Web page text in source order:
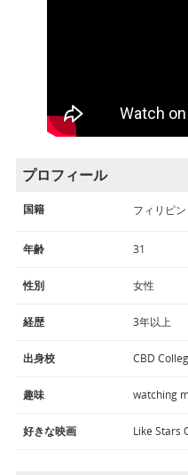
プロフィール
国籍 フィリピン
年齢 31
性別 女性
経歴 3年以上
出身校 CBD
趣味 watching
好きな映画 Like Stars